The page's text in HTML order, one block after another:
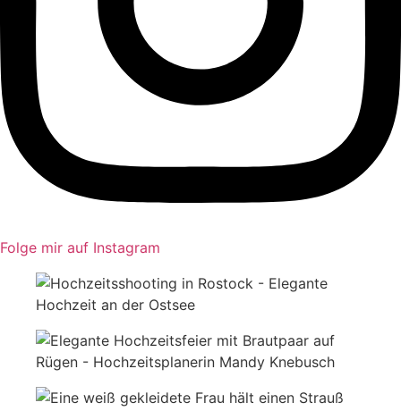
Folge mir auf Instagram